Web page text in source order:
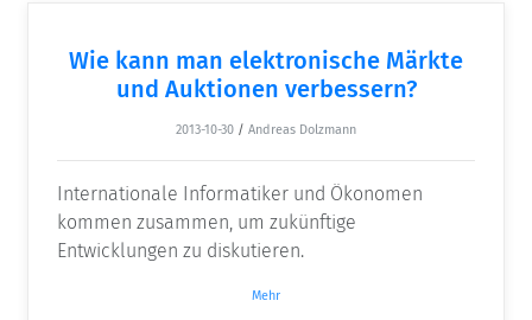
Wie kann man elektronische Märkte
und Auktionen verbessern?
2013-10-30 / Andreas Dolzmann
Internationale Informatiker und Ökonomen
kommen zusammen, um zukünftige
Entwicklungen zu diskutieren.
Mehr